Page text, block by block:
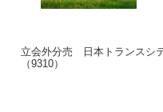
立会外分売 日本トランスシ
（9310）